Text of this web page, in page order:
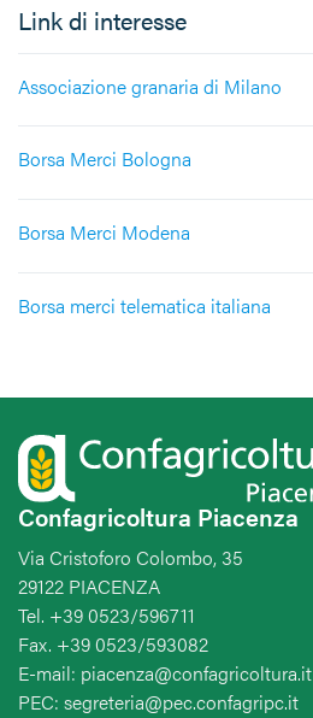
Link di interesse
Associazione granaria di Milano
Borsa Merci Bologna
Borsa Merci Modena
Borsa merci telematica italiana
Confagricoltura Piacenza
Via Cristoforo Colombo, 35
29122 PIACENZA
Tel. +39 0523/596711
Fax. +39 0523/593082
E-mail: piacenza@confagricoltura.it
PEC: segreteria@pec.confagripc.it